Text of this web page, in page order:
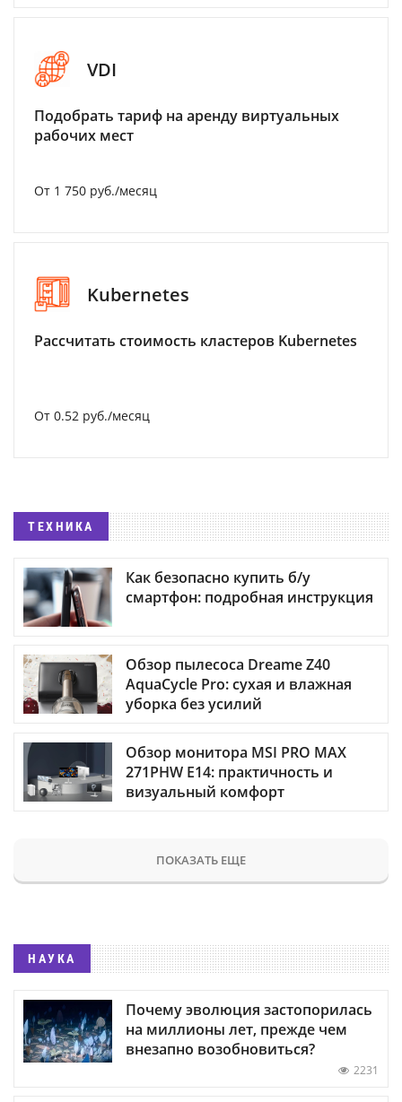
VDI
Подобрать тариф на аренду виртуальных
рабочих мест
От 1 750 руб./месяц
Kubernetes
Рассчитать стоимость кластеров Kubernetes
От 0.52 руб./месяц
ТЕХНИКА
Как безопасно купить б/у
смартфон: подробная инструкция
Обзор пылесоса Dreame Z40
AquaCycle Pro: сухая и влажная
уборка без усилий
Обзор монитора MSI PRO MAX
271PHW E14: практичность и
визуальный комфорт
ПОКАЗАТЬ ЕЩЕ
НАУКА
Почему эволюция застопорилась
на миллионы лет, прежде чем
внезапно возобновиться?
2231